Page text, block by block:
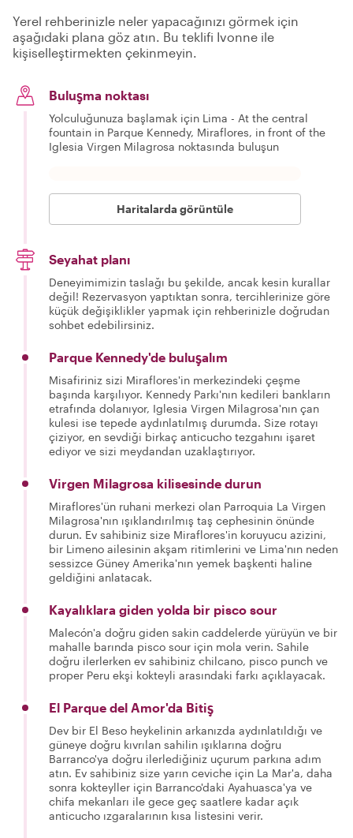
Yerel rehberinizle neler yapacağınızı görmek için
aşağıdaki plana göz atın. Bu teklifi Ivonne ile
kişiselleştirmekten çekinmeyin.
Buluşma noktası
Yolculuğunuza başlamak için Lima - At the central
fountain in Parque Kennedy, Miraflores, in front of the
Iglesia Virgen Milagrosa noktasında buluşun
Haritalarda görüntüle
Seyahat planı
Deneyimimizin taslağı bu şekilde, ancak kesin kurallar
değil! Rezervasyon yaptıktan sonra, tercihlerinize göre
küçük değişiklikler yapmak için rehberinizle doğrudan
sohbet edebilirsiniz.
Parque Kennedy'de buluşalım
Misafiriniz sizi Miraflores'in merkezindeki çeşme
başında karşılıyor. Kennedy Parkı'nın kedileri bankların
etrafında dolanıyor, Iglesia Virgen Milagrosa'nın çan
kulesi ise tepede aydınlatılmış durumda. Size rotayı
çiziyor, en sevdiği birkaç anticucho tezgahını işaret
ediyor ve sizi meydandan uzaklaştırıyor.
Virgen Milagrosa kilisesinde durun
Miraflores'ün ruhani merkezi olan Parroquia La Virgen
Milagrosa'nın ışıklandırılmış taş cephesinin önünde
durun. Ev sahibiniz size Miraflores'in koruyucu azizini,
bir Limeno ailesinin akşam ritimlerini ve Lima'nın neden
sessizce Güney Amerika'nın yemek başkenti haline
geldiğini anlatacak.
Kayalıklara giden yolda bir pisco sour
Malecón'a doğru giden sakin caddelerde yürüyün ve bir
mahalle barında pisco sour için mola verin. Sahile
doğru ilerlerken ev sahibiniz chilcano, pisco punch ve
proper Peru ekşi kokteyli arasındaki farkı açıklayacak.
El Parque del Amor'da Bitiş
Dev bir El Beso heykelinin arkanızda aydınlatıldığı ve
güneye doğru kıvrılan sahilin ışıklarına doğru
Barranco'ya doğru ilerlediğiniz uçurum parkına adım
atın. Ev sahibiniz size yarın ceviche için La Mar'a, daha
sonra kokteyller için Barranco'daki Ayahuasca'ya ve
chifa mekanları ile gece geç saatlere kadar açık
anticucho ızgaralarının kısa listesini verir.